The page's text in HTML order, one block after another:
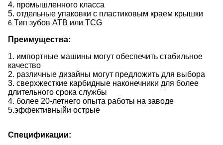
4. промышленного класса
5. отдельные упаковки с пластиковым краем крышки
6. Тип зубов ATB или TCG
Преимущества:
1. импортные машины могут обеспечить стабильное
качество
2. различные дизайны могут предложить для выбора
3. сверхжесткие карбидные наконечники для более
длительного срока службы
4. более 20-летнего опыта работы на заводе
5.эффективныйи острые
Спецификации: